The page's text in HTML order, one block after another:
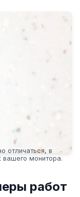
отличаться, в
вашего монитора.
работ